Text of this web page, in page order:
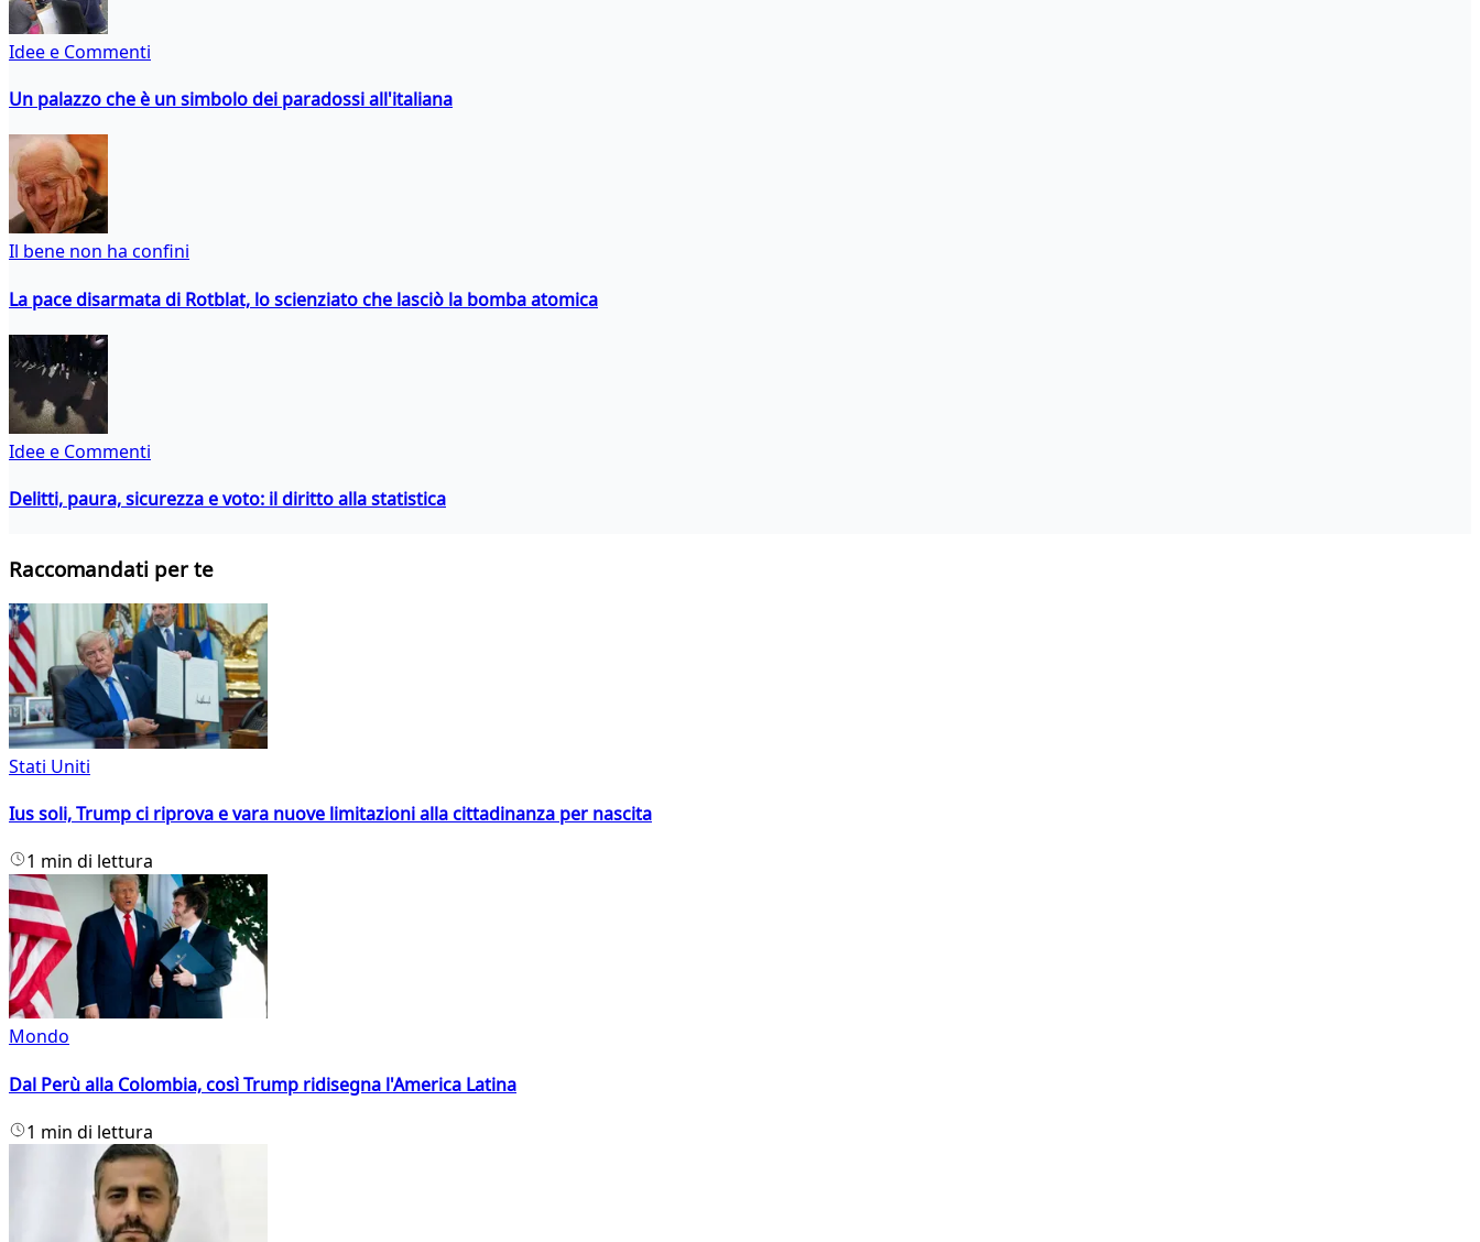
Idee e Commenti
Un palazzo che è un simbolo dei paradossi all'italiana
Il bene non ha confini
La pace disarmata di Rotblat, lo scienziato che lasciò la bomba atomica
Idee e Commenti
Delitti, paura, sicurezza e voto: il diritto alla statistica
Raccomandati per te
Stati Uniti
Ius soli, Trump ci riprova e vara nuove limitazioni alla cittadinanza per nascita
1 min di lettura
Mondo
Dal Perù alla Colombia, così Trump ridisegna l'America Latina
1 min di lettura